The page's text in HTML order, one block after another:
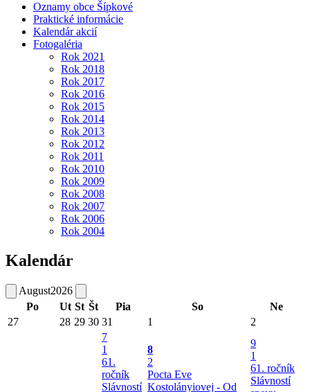
Oznamy obce Šípkové
Praktické informácie
Kalendár akcií
Fotogaléria
Rok 2021
Rok 2018
Rok 2017
Rok 2016
Rok 2015
Rok 2014
Rok 2013
Rok 2012
Rok 2011
Rok 2010
Rok 2009
Rok 2008
Rok 2007
Rok 2006
Rok 2004
Kalendár
August2026
Po
Ut St Št Pia So
Ne
27
28 29 30 31 1 2
7
1
61.
ročník
Slávností
8
2
Pocta Eve
Kostolányiovej - Od
9
1
61. ročník
Slávností